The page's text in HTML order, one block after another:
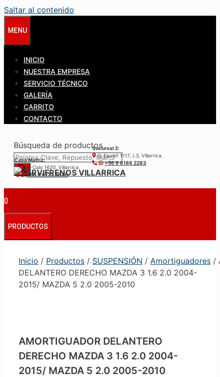
Saltar al contenido
MENU
INICIO
NUESTRA EMPRESA
SERVICIO TÉCNICO
GALERÍA
CARRITO
CONTACTO
Búsqueda de productos
Casa Matríz:
Colo-Colo 1620, Villarrica.
+56 9 6122 3840
Sucursal 2:
S. Epulef 1117, L3, Villarrica.
+56 9 6186 2283
0
PRODUCTOS
Inicio / Productos / SUSPENSIÓN / Amortiguadores /
DELANTERO DERECHO MAZDA 3 1.6 2.0 2004-
2015/ MAZDA 5 2.0 2005-2010
AMORTIGUADOR DELANTERO
DERECHO MAZDA 3 1.6 2.0 2004-
2015/ MAZDA 5 2.0 2005-2010